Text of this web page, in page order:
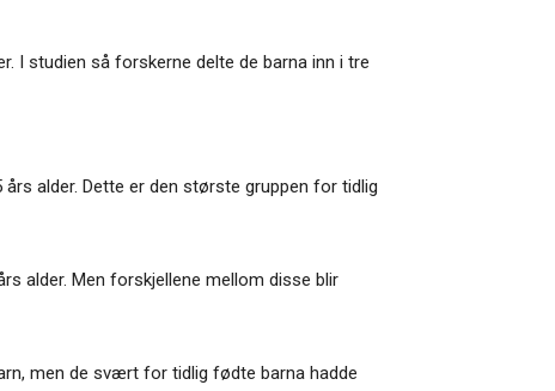
I studien så forskerne delte de barna inn i tre
alder. Dette er den største gruppen for tidlig
alder. Men forskjellene mellom disse blir
men de svært for tidlig fødte barna hadde